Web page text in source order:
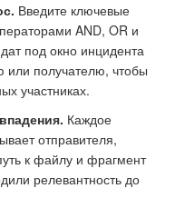
Введите ключевые
AND, OR и
под окно инцидента
или получателю, чтобы
участниках.
Каждое
отправителя,
к файлу и фрагмент
релевантность до